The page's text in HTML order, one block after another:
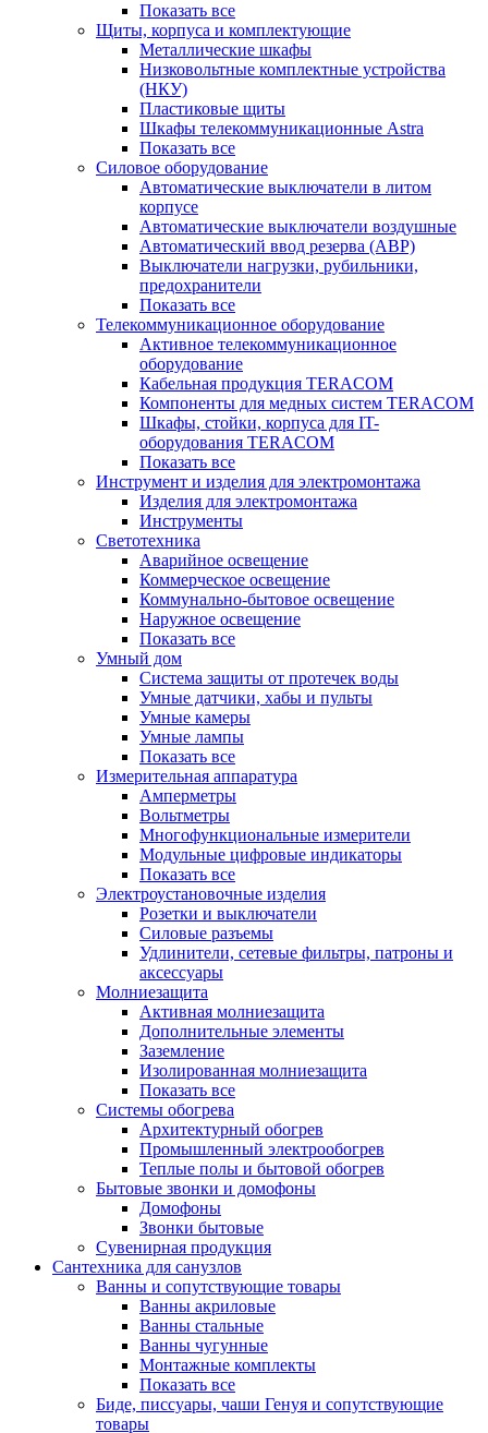
Показать все
Щиты, корпуса и комплектующие
Металлические шкафы
Низковольтные комплектные устройства
(НКУ)
Пластиковые щиты
Шкафы телекоммуникационные Astra
Показать все
Силовое оборудование
Автоматические выключатели в литом
корпусе
Автоматические выключатели воздушные
Автоматический ввод резерва (АВР)
Выключатели нагрузки, рубильники,
предохранители
Показать все
Телекоммуникационное оборудование
Активное телекоммуникационное
оборудование
Кабельная продукция TERACOM
Компоненты для медных систем TERACOM
Шкафы, стойки, корпуса для IT-
оборудования TERACOM
Показать все
Инструмент и изделия для электромонтажа
Изделия для электромонтажа
Инструменты
Светотехника
Аварийное освещение
Коммерческое освещение
Коммунально-бытовое освещение
Наружное освещение
Показать все
Умный дом
Система защиты от протечек воды
Умные датчики, хабы и пульты
Умные камеры
Умные лампы
Показать все
Измерительная аппаратура
Амперметры
Вольтметры
Многофункциональные измерители
Модульные цифровые индикаторы
Показать все
Электроустановочные изделия
Розетки и выключатели
Силовые разъемы
Удлинители, сетевые фильтры, патроны и
аксессуары
Молниезащита
Активная молниезащита
Дополнительные элементы
Заземление
Изолированная молниезащита
Показать все
Системы обогрева
Архитектурный обогрев
Промышленный электрообогрев
Теплые полы и бытовой обогрев
Бытовые звонки и домофоны
Домофоны
Звонки бытовые
Сувенирная продукция
Сантехника для санузлов
Ванны и сопутствующие товары
Ванны акриловые
Ванны стальные
Ванны чугунные
Монтажные комплекты
Показать все
Биде, писсуары, чаши Генуя и сопутствующие
товары